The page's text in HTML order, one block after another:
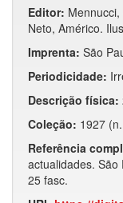
Editor:
Neto, Américo.
Imprenta: São
Periodicidade:
Descrição física:
Coleção: 1927
Referência
actualidades.
25 fasc.